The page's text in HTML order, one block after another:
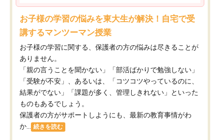
お子様の学習の悩みを東大生が解決！自宅で受
講するマンツーマン授業
お子様の学習に関する、保護者の方の悩みは尽きることが
ありません。
「親の言うことを聞かない」「部活ばかりで勉強しない」
「受験が不安」、あるいは、「コツコツやっているのに、
結果がでない」「課題が多く、管理しきれない」といった
ものもあるでしょう。
保護者の方がサポートしようにも、最新の教育事情がわ
か...
続きを読む